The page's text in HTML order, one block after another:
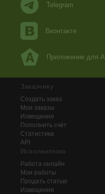
Telegram
Вконтакте
Приложение для
Заказчику
Создать заказ
Мои заказы
Извещения
Пополнить счёт
Статистика
API
Исполнителю
Работа онлайн
Мои работы
Продать статью
Извещения